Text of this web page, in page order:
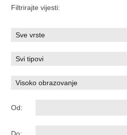
Filtrirajte vijesti:
Od: